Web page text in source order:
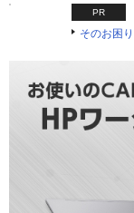
PR
そのお困